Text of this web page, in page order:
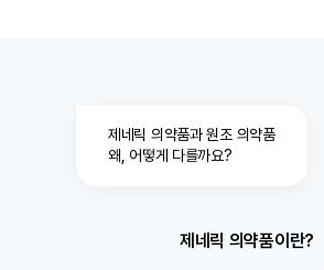
제네릭 의약품과 원조 의약품
왜, 어떻게 다를까요?
제네릭 의약품이란?